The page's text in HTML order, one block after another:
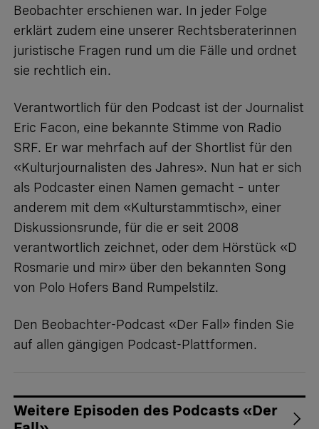
Beobachter erschienen war. In jeder Folge
erklärt zudem eine unserer Rechtsberaterinnen
juristische Fragen rund um die Fälle und ordnet
sie rechtlich ein.
Verantwortlich für den Podcast ist der Journalist
Eric Facon, eine bekannte Stimme von Radio
SRF. Er war mehrfach auf der Shortlist für den
«Kulturjournalisten des Jahres». Nun hat er sich
als Podcaster einen Namen gemacht – unter
anderem mit dem «Kulturstammtisch», einer
Diskussionsrunde, für die er seit 2008
verantwortlich zeichnet, oder dem Hörstück «D
Rosmarie und mir» über den bekannten Song
von Polo Hofers Band Rumpelstilz.
Den Beobachter-Podcast «Der Fall» finden Sie
auf allen gängigen Podcast-Plattformen.
Weitere Episoden des Podcasts «Der